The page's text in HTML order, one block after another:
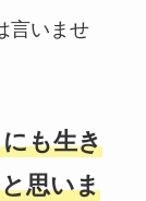
言いませ
も生き
思いま